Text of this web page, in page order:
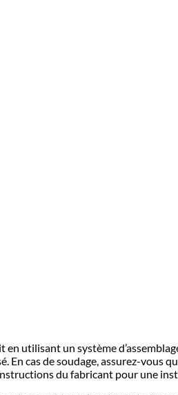
utilisant un système
En cas de soudage, assurez-vous
du fabricant pour une